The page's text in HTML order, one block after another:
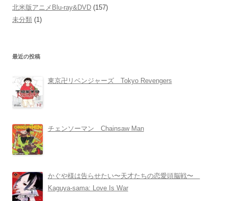
北米版アニメBlu-ray&DVD (157)
未分類 (1)
最近の投稿
東京卍リベンジャーズ Tokyo Revengers
チェンソーマン Chainsaw Man
かぐや様は告らせたい〜天才たちの恋愛頭脳戦〜
Kaguya-sama: Love Is War